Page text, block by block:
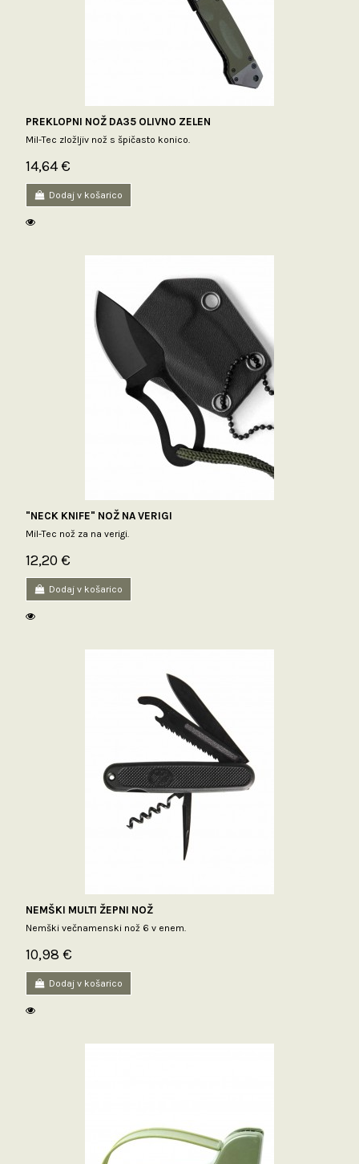
PREKLOPNI NOŽ DA35 OLIVNO ZELEN
Mil-Tec zložljiv nož s špičasto konico.
14,64 €
Dodaj v košarico
"NECK KNIFE" NOŽ NA VERIGI
Mil-Tec nož za na verigi.
12,20 €
Dodaj v košarico
NEMŠKI MULTI ŽEPNI NOŽ
Nemški večnamenski nož 6 v enem.
10,98 €
Dodaj v košarico